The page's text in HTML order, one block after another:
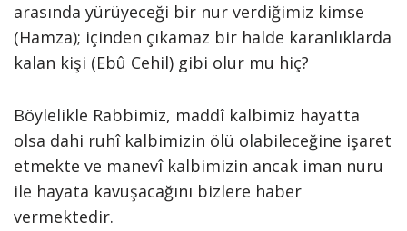
arasında yürüyeceği bir nur verdiğimiz kimse
(Hamza); içinden çıkamaz bir halde karanlıklarda
kalan kişi (Ebû Cehil) gibi olur mu hiç?
Böylelikle Rabbimiz, maddî kalbimiz hayatta
olsa dahi ruhî kalbimizin ölü olabileceğine işaret
etmekte ve manevî kalbimizin ancak iman nuru
ile hayata kavuşacağını bizlere haber
vermektedir.